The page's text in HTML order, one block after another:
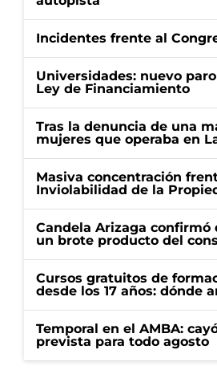
Incidentes frente al
Universidades: nuevo
Ley de Financiamiento
Tras la denuncia de una
mujeres que operaba en
Masiva concentración
Inviolabilidad de la
Candela Arizaga confirmó
un brote producto del
Cursos gratuitos de
desde los 17 años: dónde
Temporal en el AMBA:
prevista para todo agosto